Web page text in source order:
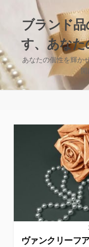
ツ
へ
ス
キ
ブランド
す、あな
あなたの個性を輝か
開
ヴァンクリーフ